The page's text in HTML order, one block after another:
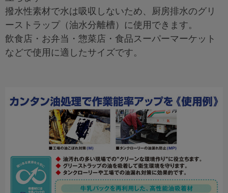
撥水性素材で水は吸収しないため、厨房排水のグリ
ーストラップ（油水分離槽）に使用できます。
飲食店・お弁当・惣菜店・食品スーパーマーケット
などで使用に適したサイズです。